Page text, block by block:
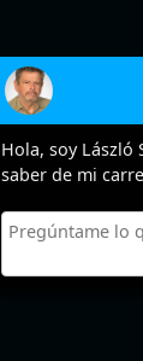
Hola, soy László
saber de mi